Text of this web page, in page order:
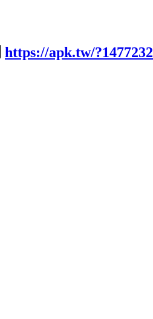
https://apk.tw/?1477232